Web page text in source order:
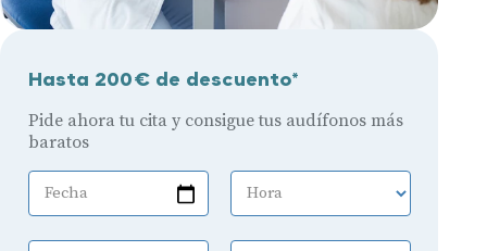
Hasta 200€ de descuento*
Pide ahora tu cita y consigue tus audífonos más
baratos
Fecha Hora